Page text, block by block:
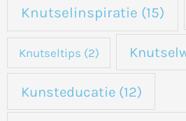
Knutselinspiratie (15)
Knutseltips (2)
Kunsteducatie(12)